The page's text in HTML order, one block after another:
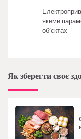
якими
об’єктах
Як зберегти своє